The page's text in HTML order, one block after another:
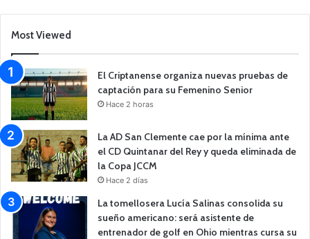
Most Viewed
El Criptanense organiza nuevas pruebas de
captación para su Femenino Senior
Hace 2 horas
La AD San Clemente cae por la mínima ante
el CD Quintanar del Rey y queda eliminada de
la Copa JCCM
Hace 2 días
La tomellosera Lucía Salinas consolida su
sueño americano: será asistente de
entrenador de golf en Ohio mientras cursa su